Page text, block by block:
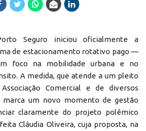
Seguro iniciou oficialmente a
de estacionamento rotativo pago —
foco na mobilidade urbana e no
A medida, que atende a um pleito
Comercial e de diversos
marca um novo momento de gestão
claramente do projeto polêmico
Cláudia Oliveira, cuja proposta, na